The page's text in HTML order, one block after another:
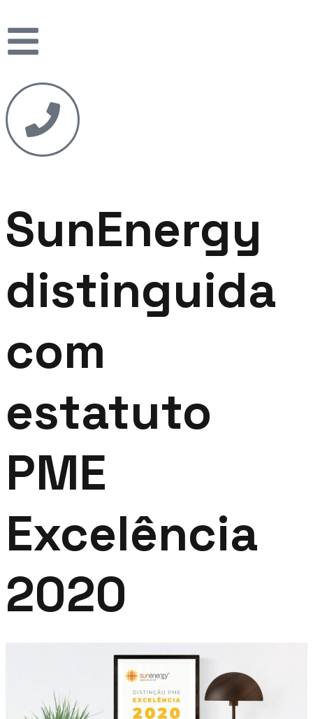
SunEnergy
distinguida
com
estatuto
PME
Excelência
2020